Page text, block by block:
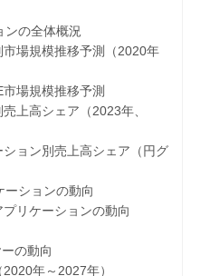
ンの全体概況
場規模推移予測（2020年
規模推移予測
高シェア（2023年、
ン別売上高シェア（円グ
ーションの動向
リケーションの動向
動向
年～2027年）